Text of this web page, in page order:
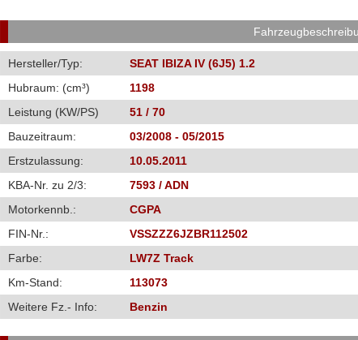
Hersteller/Typ:
SEAT IBIZA IV (6J5) 1.2
Hubraum: (cm³)
1198
Leistung (KW/PS)
51 / 70
Bauzeitraum:
03/2008 - 05/2015
Erstzulassung:
10.05.2011
KBA-Nr. zu 2/3:
7593 / ADN
Motorkennb.:
CGPA
FIN-Nr.:
VSSZZZ6JZBR112502
Farbe:
LW7Z Track
Km-Stand:
113073
Weitere Fz.- Info:
Benzin